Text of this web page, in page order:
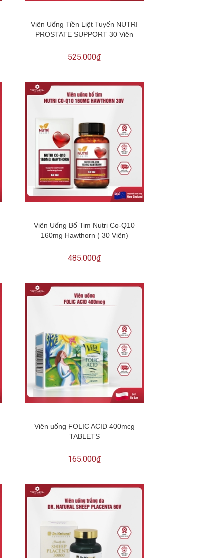
Viên Uống Tiền Liệt Tuyến NUTRI
PROSTATE SUPPORT 30 Viên
525.000₫
Viên Uống Bổ Tim Nutri Co-Q10
160mg Hawthorn ( 30 Viên)
485.000₫
Viên uống FOLIC ACID 400mcg
TABLETS
165.000₫